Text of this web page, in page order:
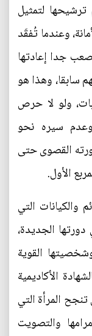
ترشيحها لتمثيل
وعندما تُفقَد
جدا إعادتها
سابقا، وهذا هو
ولو لا حرص
سيره نحو
القصوى حتى
الأول.
والكيانات التي
الجديدة،
القوية
الأكاديمية
تنجح المرأة التي
والتصويت